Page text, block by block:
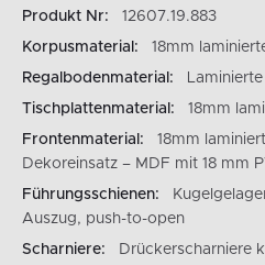
Produkt Nr:
12607.19.883
Korpusmaterial:
18mm
Regalbodenmaterial:
Tischplattenmaterial:
18mm
Frontenmaterial:
18mm
Dekoreinsatz – MDF mit 18 mm
Führungsschienen:
Auszug, push-to-open
Scharniere:
Drückerscharniere